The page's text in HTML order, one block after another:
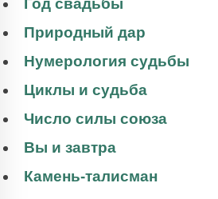
Год свадьбы
Природный дар
Нумерология судьбы
Циклы и судьба
Число силы союза
Вы и завтра
Камень-талисман